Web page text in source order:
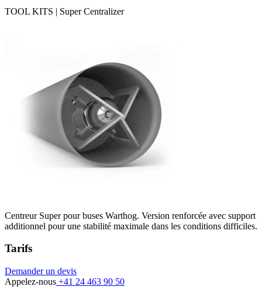
TOOL KITS | Super Centralizer
Centreur Super pour buses Warthog. Version renforcée avec support
additionnel pour une stabilité maximale dans les conditions difficiles.
Tarifs
Demander un devis
Appelez-nous +41 24 463 90 50